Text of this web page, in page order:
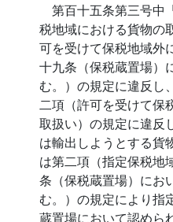
第百十五条第三号中
税地域における貨物の
可を受けて保税地域外
十九条（保税蔵置場）
む。）の規定に違反し
二項（許可を受けて保
取扱い）の規定に違反
は輸出しようとする貨
は第二項（指定保税地
条（保税蔵置場）にお
む。）の規定により指
蔵置場において認めら